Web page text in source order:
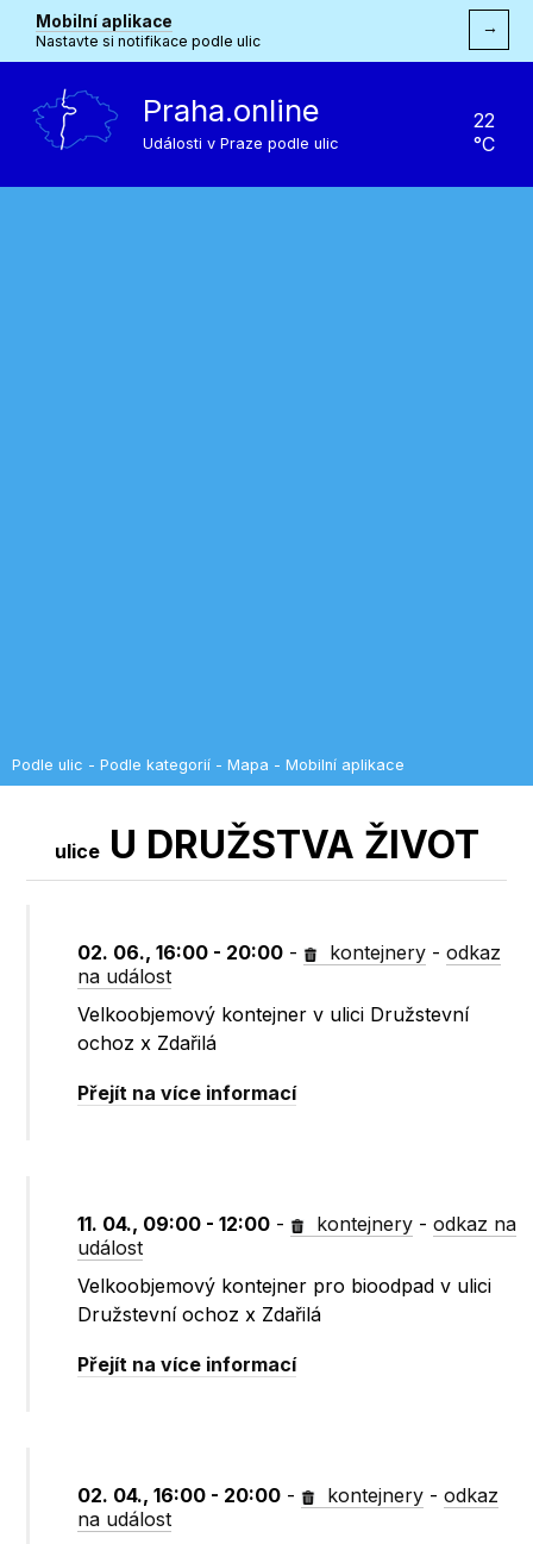
Mobilní aplikace
Nastavte si notifikace podle ulic
→
Praha.online
Události v Praze podle ulic
22
°C
Podle ulic - Podle kategorií - Mapa - Mobilní aplikace
uliceU DRUŽSTVA ŽIVOT
02. 06., 16:00 - 20:00 - kontejnery -odkaz
na událost
Velkoobjemový kontejner v ulici Družstevní
ochoz x Zdařilá
Přejít na více informací
11. 04., 09:00 - 12:00 - kontejnery -odkaz na
událost
Velkoobjemový kontejner pro bioodpad v ulici
Družstevní ochoz x Zdařilá
Přejít na více informací
02. 04., 16:00 - 20:00 - kontejnery -odkaz
na událost